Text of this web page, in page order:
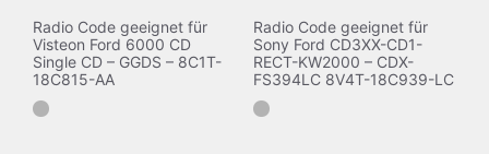
Radio Code geeignet für
Visteon Ford 6000 CD
Single CD – GGDS – 8C1T-
18C815-AA
Radio Code geeignet für
Sony Ford CD3XX-CD1-
RECT-KW2000 – CDX-
FS394LC 8V4T-18C939-LC